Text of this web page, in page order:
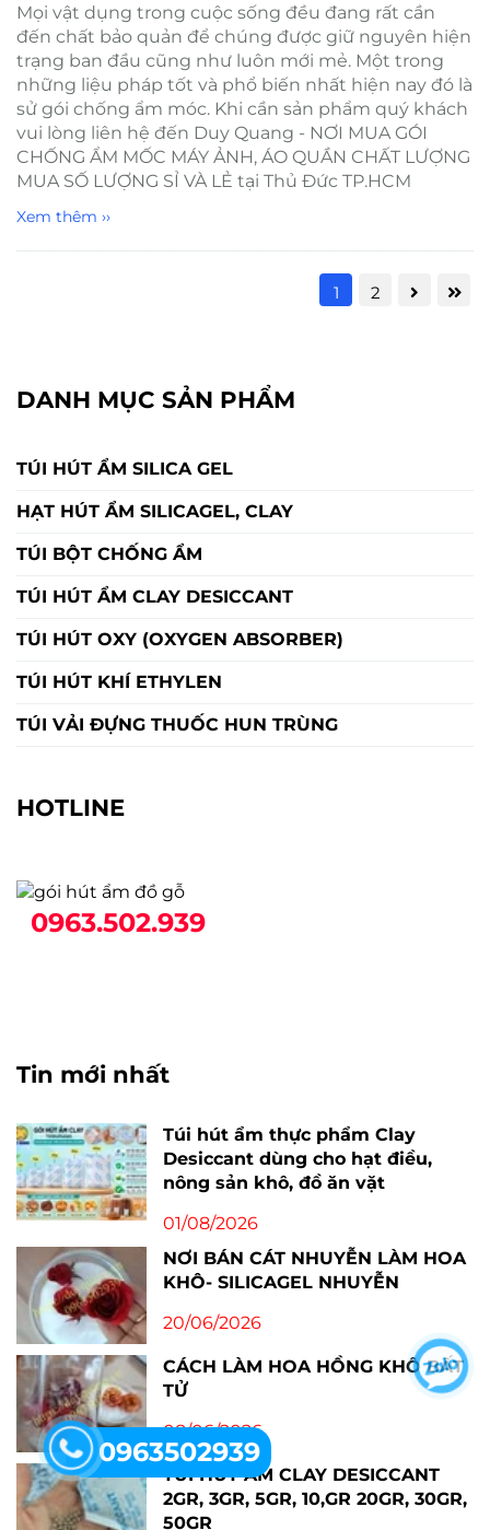
Mọi vật dụng trong cuộc sống đều đang rất cần
đến chất bảo quản để chúng được giữ nguyên hiện
trạng ban đầu cũng như luôn mới mẻ. Một trong
những liệu pháp tốt và phổ biến nhất hiện nay đó là
sử gói chống ẩm móc. Khi cần sản phẩm quý khách
vui lòng liên hệ đến Duy Quang - NƠI MUA GÓI
CHỐNG ẨM MỐC MÁY ẢNH, ÁO QUẦN CHẤT LƯỢNG
MUA SỐ LƯỢNG SỈ VÀ LẺ tại Thủ Đức TP.HCM
Xem thêm ››
1 2
DANH MỤC SẢN PHẨM
TÚI HÚT ẨM SILICA GEL
HẠT HÚT ẨM SILICAGEL, CLAY
TÚI BỘT CHỐNG ẨM
TÚI HÚT ẨM CLAY DESICCANT
TÚI HÚT OXY (OXYGEN ABSORBER)
TÚI HÚT KHÍ ETHYLEN
TÚI VẢI ĐỰNG THUỐC HUN TRÙNG
HOTLINE
0963.502.939
Tin mới nhất
Túi hút ẩm thực phẩm Clay
Desiccant dùng cho hạt điều,
nông sản khô, đồ ăn vặt
01/08/2026
NƠI BÁN CÁT NHUYỄN LÀM HOA
KHÔ- SILICAGEL NHUYỄN
20/06/2026
CÁCH LÀM HOA HỒNG KHÔ BẤT
TỬ
08/06/2026
TÚI HÚT ẨM CLAY DESICCANT
2GR, 3GR, 5GR, 10,GR 20GR, 30GR,
50GR
0963502939